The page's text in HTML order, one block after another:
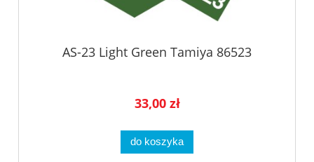
AS-23 Light Green Tamiya 86523
33,00 zł
do koszyka